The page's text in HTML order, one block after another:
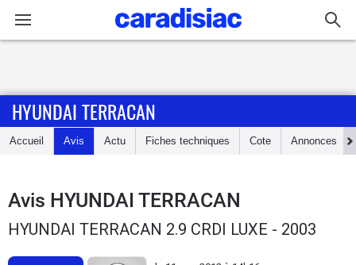
Accueil
Essais
Guide
HYUNDAI TERRACAN
Accueil Avis Actu Fiches techniques Cote Annonces
Avis HYUNDAI TERRACAN
HYUNDAI TERRACAN 2.9 CRDI LUXE - 2003